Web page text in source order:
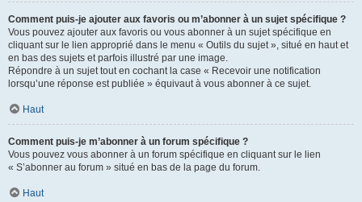
Comment puis-je ajouter aux favoris ou m’abonner à un sujet spécifique ?
Vous pouvez ajouter aux favoris ou vous abonner à un sujet spécifique en
cliquant sur le lien approprié dans le menu « Outils du sujet », situé en haut et
en bas des sujets et parfois illustré par une image.
Répondre à un sujet tout en cochant la case « Recevoir une notification
lorsqu’une réponse est publiée » équivaut à vous abonner à ce sujet.
Haut
Comment puis-je m’abonner à un forum spécifique ?
Vous pouvez vous abonner à un forum spécifique en cliquant sur le lien
« S’abonner au forum » situé en bas de la page du forum.
Haut